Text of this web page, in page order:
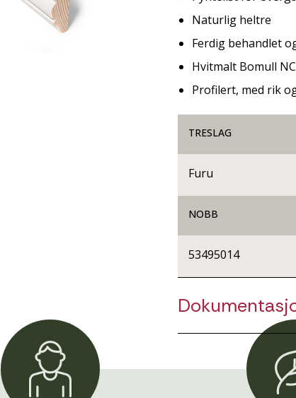
Naturlig heltre
Ferdig behandlet
Hvitmalt Bomull
Profilert, med rik
TRESLAG
Furu
NOBB
53495014